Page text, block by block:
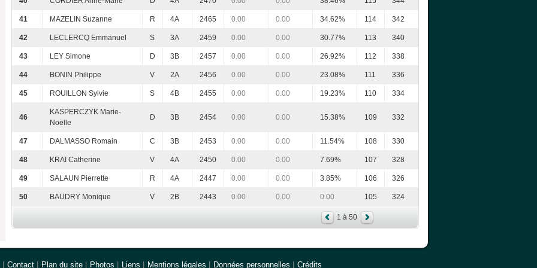
41 MAZELIN Suzanne R 4A 2465 0.00 0.00 34.62% 114 342
42 LECLERCQ Emmanuel S 3A 2459 0.00 0.00 30.77% 113 340
43 LEY Simone D 3B 2457 0.00 0.00 26.92% 112 338
44 BONIN Philippe V 2A 2456 0.00 0.00 23.08% 111 336
45 ROUILLON Sylvie S 4B 2455 0.00 0.00 19.23% 110 334
46
KASPERCZYK Marie-
Noëlle
D 3B 2454 0.00 0.00 15.38% 109 332
47 DALMASSO Romain C 3B 2453 0.00 0.00 11.54% 108 330
48 KRAI Catherine V 4A 2450 0.00 0.00 7.69% 107 328
49 SALAUN Pierrette R 4A 2447 0.00 0.00 3.85% 106 326
50 BAUDRY Monique V 2B 2443 0.00 0.00 0.00 105 324
1 à 50
Contact Plan du site Photos Liens Mentions légales Données personnelles Crédits